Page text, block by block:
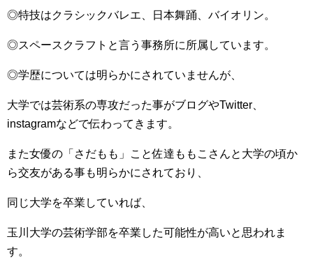
◎特技はクラシックバレエ、日本舞踊、バイオリン。
◎スペースクラフトと言う事務所に所属しています。
◎学歴については明らかにされていませんが、
大学では芸術系の専攻だった事がブログやTwitter、
instagramなどで伝わってきます。
また女優の「さだもも」こと佐達ももこさんと大学の頃か
ら交友がある事も明らかにされており、
同じ大学を卒業していれば、
玉川大学の芸術学部を卒業した可能性が高いと思われま
す。